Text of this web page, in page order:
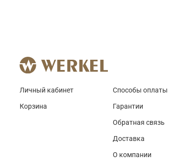
Личный кабинет
Корзина
Способы оплаты
Гарантии
Обратная связь
Доставка
О компании